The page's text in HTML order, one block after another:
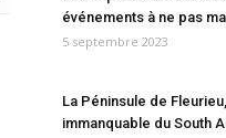
événements à ne pas
5 septembre 2023
La Péninsule de Fleurieu,
immanquable du South